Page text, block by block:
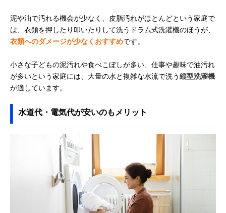
泥や油で汚れる機会が少なく、皮脂汚れがほとんどという家庭で
は、衣類を押したり叩いたりして洗うドラム式洗濯機のほうが、
衣類へのダメージが少なくおすすめです。
小さな子どもの泥汚れや食べこぼしが多い、仕事や趣味で油汚れ
が多いという家庭には、大量の水と複雑な水流で洗う縦型洗濯機
が適しています。
水道代・電気代が安いのもメリット